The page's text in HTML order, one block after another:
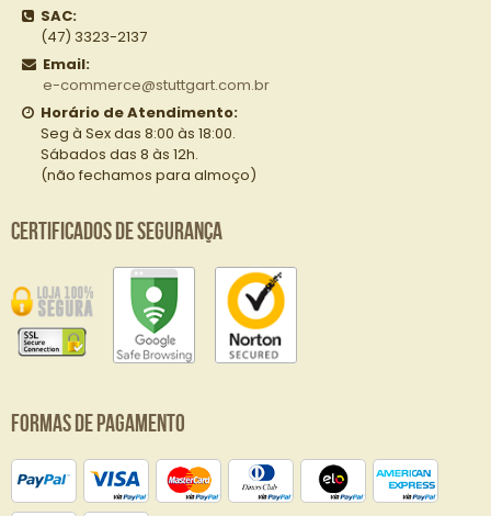
SAC:
(47) 3323-2137
Email:
e-commerce@stuttgart.com.br
Horário de Atendimento:
Seg à Sex das 8:00 às 18:00.
Sábados das 8 às 12h.
(não fechamos para almoço)
Certificados de Segurança
Formas de Pagamento